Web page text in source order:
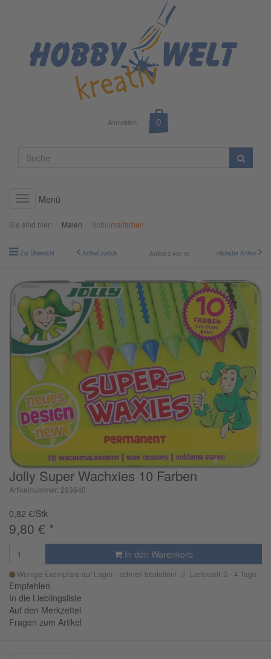
Anmelden
ToggleMenü
Sie sind hier: Malen Schulmalfarben
Zur Übersicht Artikel zurück Artikel 2 von 10 nächster Artikel
Jolly Super Wachxies 10 Farben
Artikelnummer: 293640
0,82 €/Stk
9,80 € *
In den Warenkorb
Wenige Exemplare auf Lager - schnell bestellen! Lieferzeit: 2 - 4 Tage
Empfehlen
In die Lieblingsliste
Auf den Merkzettel
Fragen zum Artikel